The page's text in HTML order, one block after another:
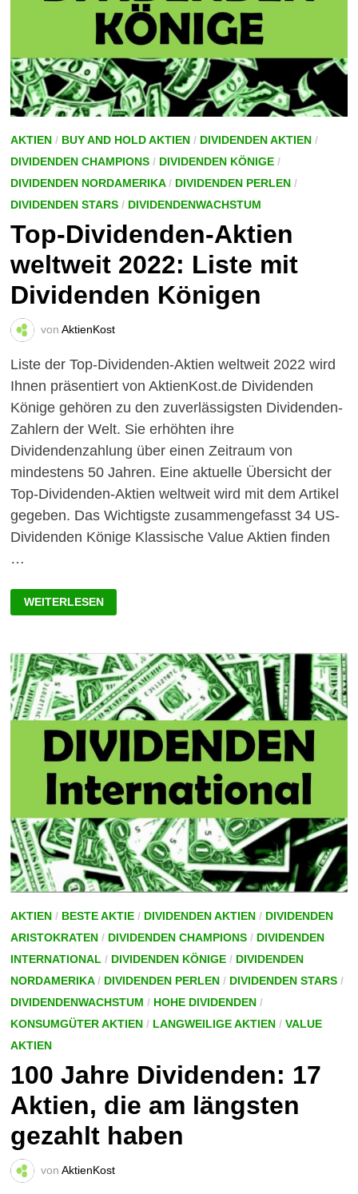
AKTIEN/ BUY AND HOLD AKTIEN/ DIVIDENDEN AKTIEN/
DIVIDENDEN CHAMPIONS/ DIVIDENDEN KÖNIGE/
DIVIDENDEN NORDAMERIKA/ DIVIDENDEN PERLEN/
DIVIDENDEN STARS/ DIVIDENDENWACHSTUM
Top-Dividenden-Aktien
weltweit 2022: Liste mit
Dividenden Königen
von AktienKost
Liste der Top-Dividenden-Aktien weltweit 2022 wird
Ihnen präsentiert von AktienKost.de Dividenden
Könige gehören zu den zuverlässigsten Dividenden-
Zahlern der Welt. Sie erhöhten ihre
Dividendenzahlung über einen Zeitraum von
mindestens 50 Jahren. Eine aktuelle Übersicht der
Top-Dividenden-Aktien weltweit wird mit dem Artikel
gegeben. Das Wichtigste zusammengefasst 34 US-
Dividenden Könige Klassische Value Aktien finden
…
TOP-
DIVIDENDEN-
AKTIEN
LISTE
MIT
DIVIDENDEN
KÖNIGEN
WEITERLESEN
AKTIEN/ BESTE AKTIE/ DIVIDENDEN AKTIEN/ DIVIDENDEN
ARISTOKRATEN/ DIVIDENDEN CHAMPIONS/ DIVIDENDEN
INTERNATIONAL / DIVIDENDEN KÖNIGE/ DIVIDENDEN
NORDAMERIKA/ DIVIDENDEN PERLEN/ DIVIDENDEN STARS/
DIVIDENDENWACHSTUM / HOHE DIVIDENDEN/
KONSUMGÜTER AKTIEN/ LANGWEILIGE AKTIEN/ VALUE
AKTIEN
100 Jahre Dividenden: 17
Aktien, die am längsten
gezahlt haben
von AktienKost